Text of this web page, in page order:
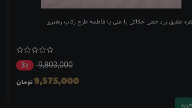
عقیق زرد خطی حکاکی یا علی یا فاطمه طرح رکاب رهبری
9,803,000 3٪
9,575,000تومان